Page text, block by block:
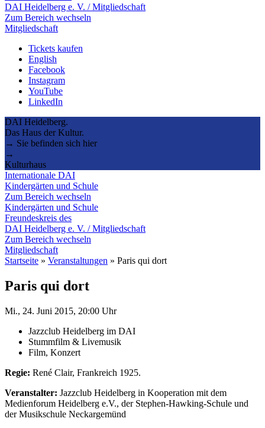
DAI Heidelberg e. V. / Mitgliedschaft
Zum Bereich wechseln
Mitgliedschaft
Tickets kaufen
English
Facebook
Instagram
YouTube
LinkedIn
DAI Heidelberg.
Das Haus der Kultur.
→ Sie befinden sich hier
→
Kulturhaus
Internationale DAI
Kindergärten und Schule
Zum Bereich wechseln
Kindergärten und Schule
Freundeskreis des
DAI Heidelberg e. V. / Mitgliedschaft
Zum Bereich wechseln
Mitgliedschaft
Startseite » Veranstaltungen » Paris qui dort
Paris qui dort
Mi., 24. Juni 2015, 20:00 Uhr
Jazzclub Heidelberg im DAI
Stummfilm & Livemusik
Film, Konzert
Regie: René Clair, Frankreich 1925.
Veranstalter: Jazzclub Heidelberg in Kooperation mit dem
Medienforum Heidelberg e.V., der Stephen-Hawking-Schule und
der Musikschule Neckargemünd